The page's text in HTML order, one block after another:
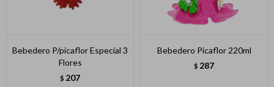
Bebedero P/picaflor Especial 3
Flores
$ 207
Bebedero Picaflor 220ml
$ 287